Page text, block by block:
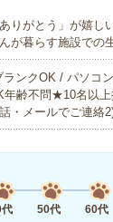
りがとう」が嬉
が暮らす施設で
ンクOK / パソコ
年齢不問★10名以
・メールでご連絡
50代 60代